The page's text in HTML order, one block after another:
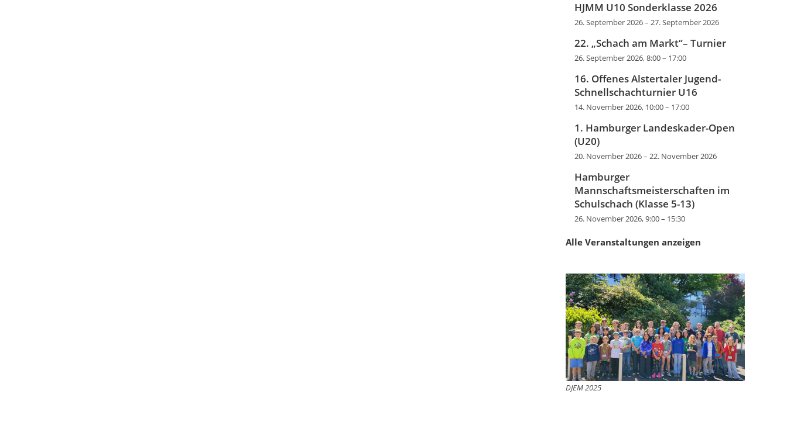
HJMM U10 Sonderklasse 2026
26. September 2026– 27. September 2026
22. „Schach am Markt“– Turnier
26. September 2026, 8:00– 17:00
16. Offenes Alstertaler Jugend-
Schnellschachturnier U16
14. November 2026, 10:00– 17:00
1. Hamburger Landeskader-Open
(U20)
20. November 2026– 22. November 2026
Hamburger
Mannschaftsmeisterschaften im
Schulschach (Klasse 5-13)
26. November 2026, 9:00– 15:30
Alle Veranstaltungen anzeigen
DJEM 2025